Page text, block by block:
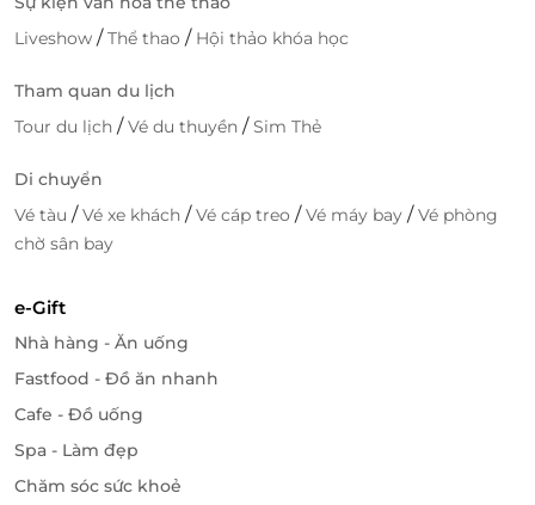
Liveshow /Thể thao / Hội thảo khóa học
Tham quan du lịch
Tour du lịch /Vé du thuyền /Sim Thẻ
Di chuyển
Vé tàu /Vé xe khách /Vé cáp treo /Vé máy bay /Vé phòng
chờ sân bay
e-Gift
Nhà hàng - Ăn uống
Fastfood - Đồ ăn nhanh
Cafe - Đồ uống
Spa - Làm đẹp
Chăm sóc sức khoẻ